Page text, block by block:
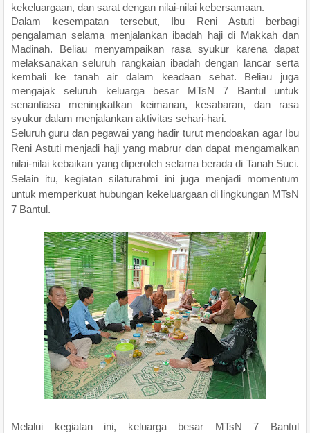
kekeluargaan, dan sarat dengan nilai-nilai kebersamaan.
Dalam kesempatan tersebut, Ibu Reni Astuti berbagi
pengalaman selama menjalankan ibadah haji di Makkah dan
Madinah. Beliau menyampaikan rasa syukur karena dapat
melaksanakan seluruh rangkaian ibadah dengan lancar serta
kembali ke tanah air dalam keadaan sehat. Beliau juga
mengajak seluruh keluarga besar MTsN 7 Bantul untuk
senantiasa meningkatkan keimanan, kesabaran, dan rasa
syukur dalam menjalankan aktivitas sehari-hari.
Seluruh guru dan pegawai yang hadir turut mendoakan agar Ibu
Reni Astuti menjadi haji yang mabrur dan dapat mengamalkan
nilai-nilai kebaikan yang diperoleh selama berada di Tanah Suci.
Selain itu, kegiatan silaturahmi ini juga menjadi momentum
untuk memperkuat hubungan kekeluargaan di lingkungan MTsN
7 Bantul.
Melalui kegiatan ini, keluarga besar MTsN 7 Bantul